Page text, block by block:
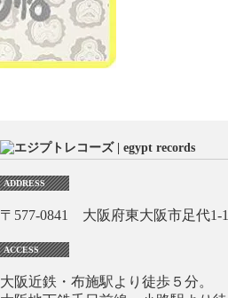
ADDRESS
〒577-0841 大阪府東大阪市足代1-
ACCESS
大阪近鉄・布施駅より徒歩５分。